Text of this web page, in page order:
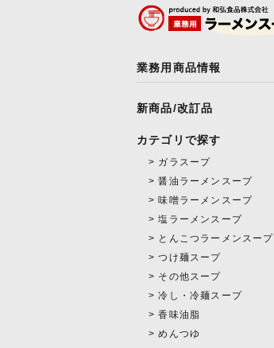
業務用商品情報
新商品/改訂品
カテゴリで探す
ガラスープ
醤油ラーメンスープ
味噌ラーメンスープ
塩ラーメンスープ
とんこつラーメンスープ
つけ麺スープ
その他スープ
冷し・冷麺スープ
香味油脂
めんつゆ